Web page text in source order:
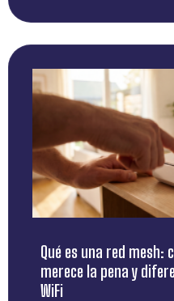
Qué es una red
merece la pena y
WiFi